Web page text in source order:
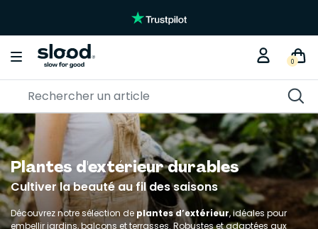
0
Plantes d'extérieur durables
Cultiver la beauté au fil des saisons
Découvrez notre sélection deplantes d’extérieur, idéales pour
embellir jardins, balcons et terrasses. Robustes et adaptées aux